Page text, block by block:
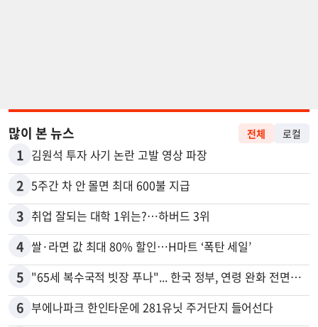
많이 본 뉴스 전체 로컬
1 김원석 투자 사기 논란 고발 영상 파장
2 5주간 차 안 몰면 최대 600불 지급
3 취업 잘되는 대학 1위는?…하버드 3위
4 쌀·라면 값 최대 80% 할인…H마트 ‘폭탄 세일’
5 "65세 복수국적 빗장 푸나"... 한국 정부, 연령 완화 전면 추진
6 부에나파크 한인타운에 281유닛 주거단지 들어선다